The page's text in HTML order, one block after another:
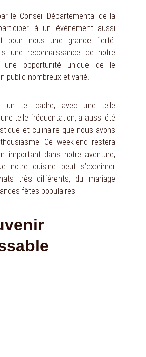
le Conseil Départemental de la
à un événement aussi
pour nous une grande fierté.
une reconnaissance de notre
une opportunité unique de le
public nombreux et varié.
un tel cadre, avec une telle
telle fréquentation, a aussi été
et culinaire que nous avons
Ce week-end restera
important dans notre aventure,
notre cuisine peut s’exprimer
très différents, du mariage
fêtes populaires.